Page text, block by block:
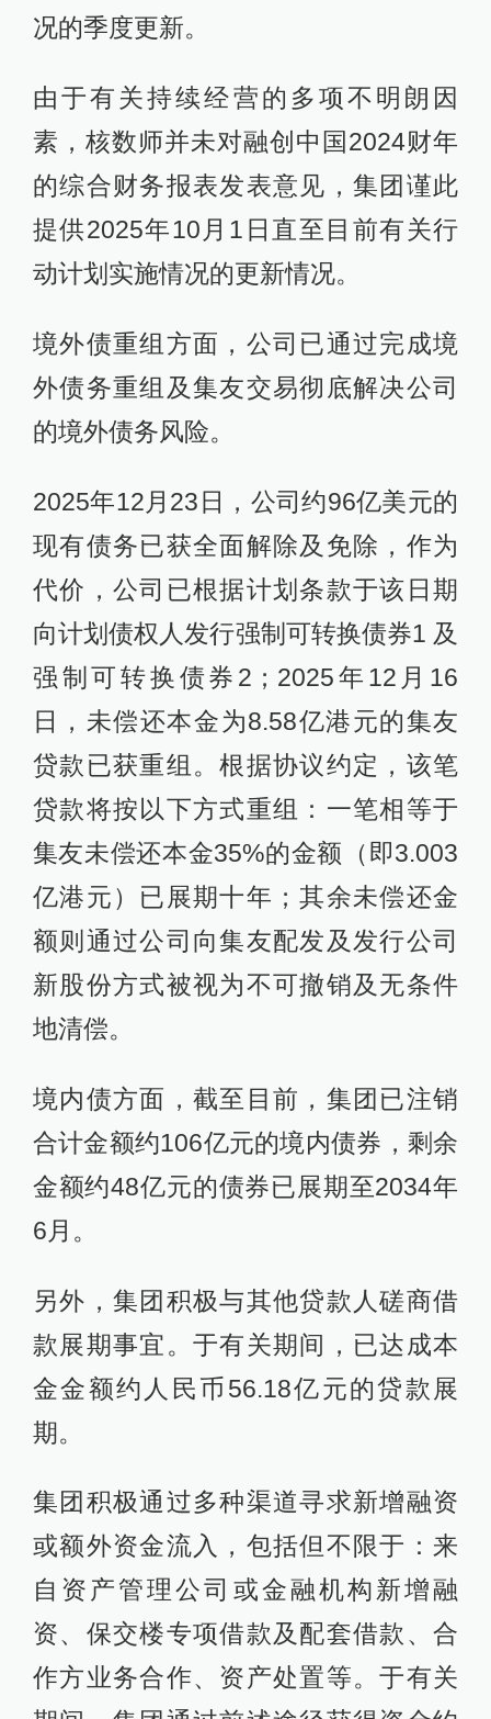
况的季度更新。
由于有关持续经营的多项不明朗因
素，核数师并未对融创中国2024财年
的综合财务报表发表意见，集团谨此
提供2025年10月1日直至目前有关行
动计划实施情况的更新情况。
境外债重组方面，公司已通过完成境
外债务重组及集友交易彻底解决公司
的境外债务风险。
2025年12月23日，公司约96亿美元的
现有债务已获全面解除及免除，作为
代价，公司已根据计划条款于该日期
向计划债权人发行强制可转换债券1 及
强制可转换债券2；2025年12月16
日，未偿还本金为8.58亿港元的集友
贷款已获重组。根据协议约定，该笔
贷款将按以下方式重组：一笔相等于
集友未偿还本金35%的金额（即3.003
亿港元）已展期十年；其余未偿还金
额则通过公司向集友配发及发行公司
新股份方式被视为不可撤销及无条件
地清偿。
境内债方面，截至目前，集团已注销
合计金额约106亿元的境内债券，剩余
金额约48亿元的债券已展期至2034年
6月。
另外，集团积极与其他贷款人磋商借
款展期事宜。于有关期间，已达成本
金金额约人民币56.18亿元的贷款展
期。
集团积极通过多种渠道寻求新增融资
或额外资金流入，包括但不限于：来
自资产管理公司或金融机构新增融
资、保交楼专项借款及配套借款、合
作方业务合作、资产处置等。于有关